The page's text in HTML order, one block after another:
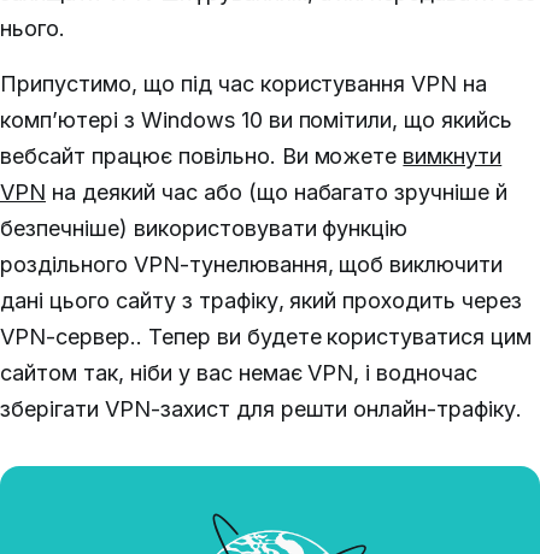
нього.
Припустимо, що під час користування VPN на
комп’ютері з Windows 10 ви помітили, що якийсь
вебсайт працює повільно. Ви можете вимкнути
VPN на деякий час або (що набагато зручніше й
безпечніше) використовувати функцію
роздільного VPN-тунелювання, щоб виключити
дані цього сайту з трафіку, який проходить через
VPN-сервер.. Тепер ви будете користуватися цим
сайтом так, ніби у вас немає VPN, і водночас
зберігати VPN-захист для решти онлайн-трафіку.